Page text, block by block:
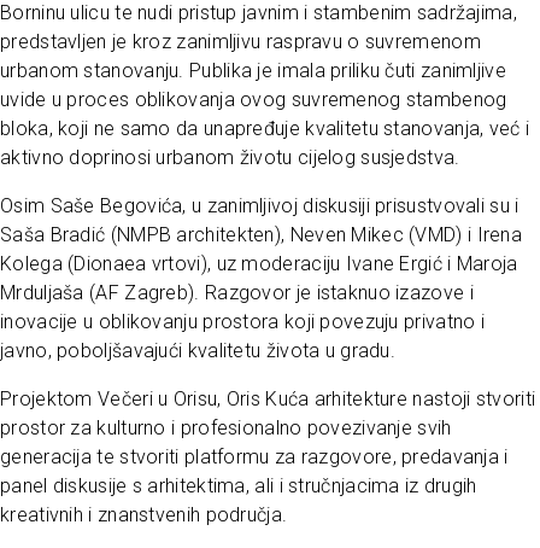
Borninu ulicu te nudi pristup javnim i stambenim sadržajima,
predstavljen je kroz zanimljivu raspravu o suvremenom
urbanom stanovanju. Publika je imala priliku čuti zanimljive
uvide u proces oblikovanja ovog suvremenog stambenog
bloka, koji ne samo da unapređuje kvalitetu stanovanja, već i
aktivno doprinosi urbanom životu cijelog susjedstva.
Osim Saše Begovića, u zanimljivoj diskusiji prisustvovali su i
Saša Bradić (NMPB architekten), Neven Mikec (VMD) i Irena
Kolega (Dionaea vrtovi), uz moderaciju Ivane Ergić i Maroja
Mrduljaša (AF Zagreb). Razgovor je istaknuo izazove i
inovacije u oblikovanju prostora koji povezuju privatno i
javno, poboljšavajući kvalitetu života u gradu.
Projektom Večeri u Orisu, Oris Kuća arhitekture nastoji stvoriti
prostor za kulturno i profesionalno povezivanje svih
generacija te stvoriti platformu za razgovore, predavanja i
panel diskusije s arhitektima, ali i stručnjacima iz drugih
kreativnih i znanstvenih područja.